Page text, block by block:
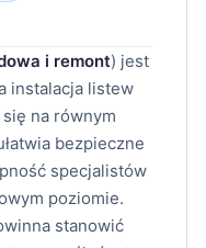
i remont) jest
instalacja listew
na równym
bezpieczne
specjalistów
poziomie.
stanowić